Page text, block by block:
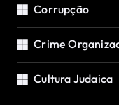
Corrupção
Crime
Cultura Judaica